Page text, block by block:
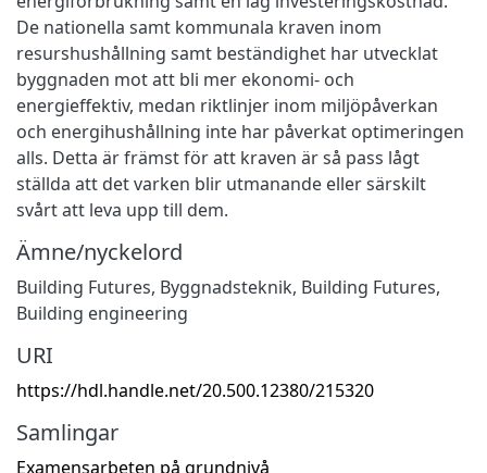
De nationella samt kommunala kraven inom
resurshushållning samt beständighet har utvecklat
byggnaden mot att bli mer ekonomi- och
energieffektiv, medan riktlinjer inom miljöpåverkan
och energihushållning inte har påverkat optimeringen
alls. Detta är främst för att kraven är så pass lågt
ställda att det varken blir utmanande eller särskilt
svårt att leva upp till dem.
Ämne/nyckelord
Building Futures, Byggnadsteknik, Building Futures,
Building engineering
URI
https://hdl.handle.net/20.500.12380/215320
Samlingar
Examensarbeten på grundnivå